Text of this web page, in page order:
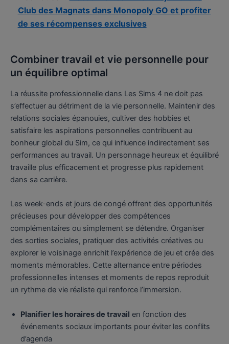
Club des Magnats dans Monopoly GO et profiter
de ses récompenses exclusives
Combiner travail et vie personnelle pour
un équilibre optimal
La réussite professionnelle dans Les Sims 4 ne doit pas
s’effectuer au détriment de la vie personnelle. Maintenir des
relations sociales épanouies, cultiver des hobbies et
satisfaire les aspirations personnelles contribuent au
bonheur global du Sim, ce qui influence indirectement ses
performances au travail. Un personnage heureux et équilibré
travaille plus efficacement et progresse plus rapidement
dans sa carrière.
Les week-ends et jours de congé offrent des opportunités
précieuses pour développer des compétences
complémentaires ou simplement se détendre. Organiser
des sorties sociales, pratiquer des activités créatives ou
explorer le voisinage enrichit l’expérience de jeu et crée des
moments mémorables. Cette alternance entre périodes
professionnelles intenses et moments de repos reproduit
un rythme de vie réaliste qui renforce l’immersion.
Planifier les horaires de travail en fonction des
événements sociaux importants pour éviter les conflits
d’agenda